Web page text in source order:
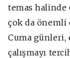
temas halinde
çok da önemli
Cuma
çalışmayı